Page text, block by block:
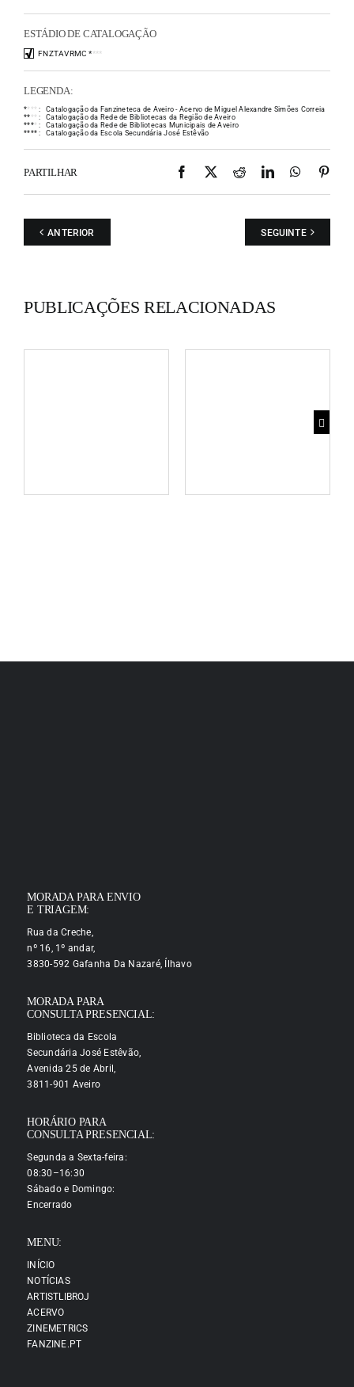
ESTÁDIO DE CATALOGAÇÃO
FNZTAVRMC ****
LEGENDA:
** * * :
Catalogação da Fanzineteca de Aveiro - Acervo de Miguel Alexandre Simões Correia
** * * :
Catalogação da Rede de Bibliotecas da Região de Aveiro
**** :
Catalogação da Rede de Bibliotecas Municipais de Aveiro
**** : Catalogação da Escola Secundária José Estêvão
PARTILHAR Facebook
X RedditLinkedIn
ANTERIOR SEGUINTE
PUBLICAÇÕES RELACIONADAS
MORADA PARA ENVIO
E TRIAGEM:
Rua da Creche,
nº 16, 1º andar,
3830-592 Gafanha Da Nazaré, Ílhavo
MORADA PARA
CONSULTA PRESENCIAL:
Biblioteca da Escola
Secundária José Estêvão,
Avenida 25 de Abril,
3811-901 Aveiro
HORÁRIO PARA
CONSULTA PRESENCIAL:
Segunda a Sexta-feira:
08:30–16:30
Sábado e Domingo:
Encerrado
MENU:
INÍCIO
NOTÍCIAS
ARTISTLIBROJ
ACERVO
ZINEMETRICS
FANZINE.PT